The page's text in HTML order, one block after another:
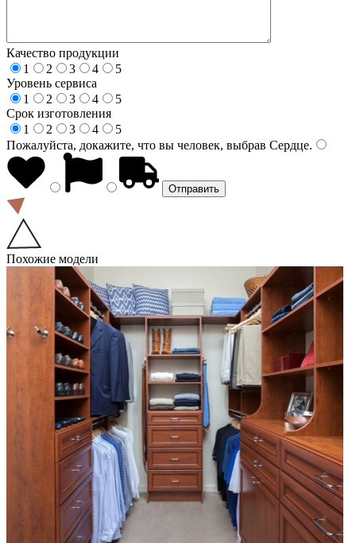
Качество продукции
1
2 3 4
5
Уровень сервиса
1
2 3 4
5
Срок изготовления
1
2 3 4
5
Пожалуйста, докажите, что вы человек, выбрав Сердце.
Похожие модели